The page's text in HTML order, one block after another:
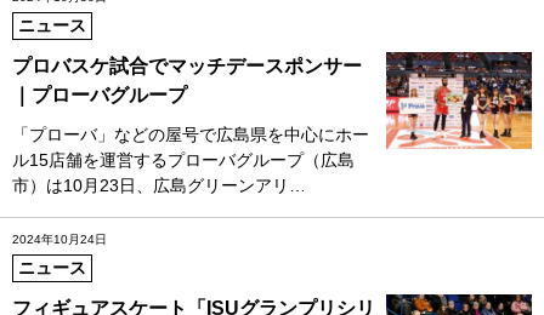
ニュース
プロバスケ試合でマッチデースポンサー
｜プローバグループ
「プローバ」などの屋号で広島県を中心にホー
ル15店舗を運営するプローバグループ（広島
市）は10月23日、広島グリーンアリ…
2024年10月24日
ニュース
フィギュアスケート「ISUグランプリシリ